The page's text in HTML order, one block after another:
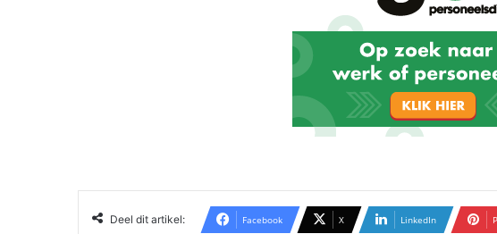
Deel dit artikel: Facebook X LinkedIn